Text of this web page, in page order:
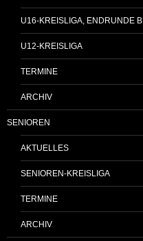
U16-KREISLIGA, ENDRUNDE B
U12-KREISLIGA
TERMINE
ARCHIV
SENIOREN
AKTUELLES
SENIOREN-KREISLIGA
TERMINE
ARCHIV